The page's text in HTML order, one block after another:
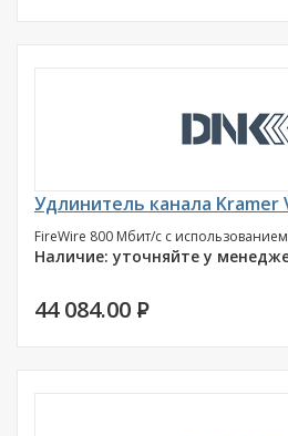
Удлинитель канала Kramer
FireWire 800 Мбит/с с
Наличие: уточняйте у
44 084.00 P